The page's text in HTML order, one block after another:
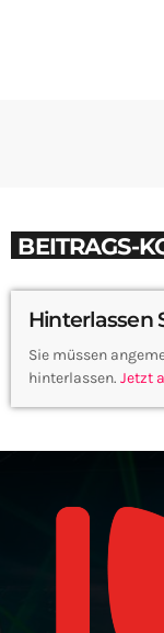
BEITRAGS-
Hinterlassen
Sie müssen
hinterlassen. Jetzt